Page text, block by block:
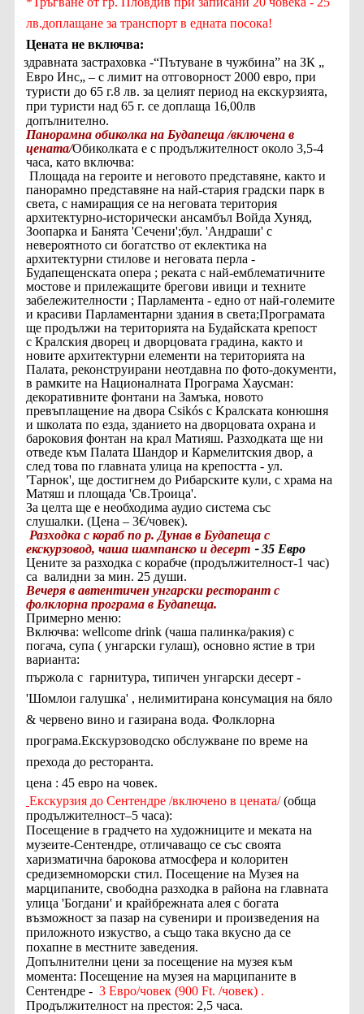
лв.доплащане за транспорт в едната посока!
Цената не включва:
здравната застраховка -“Пътуване в чужбина” на ЗК „
Евро Инс„ – с лимит на отговорност 2000 евро, при
туристи до 65 г.8 лв. за целият период на екскурзията,
при туристи над 65 г. се доплаща 16,00лв
допълнително.
Панорамна обиколка на Будапеща /включена в
цената/Обиколката е с продължителност около 3,5-4
часа, като включва:
Площада на героите и неговото представяне, както и
панорамно представяне на най-стария градски парк в
света, с намиращия се на неговата територия
архитектурно-исторически ансамбъл Войда Хуняд,
Зоопарка и Банята 'Сечени';бул. 'Андраши' с
невероятното си богатство от еклектика на
архитектурни стилове и неговата перла -
Будапещенската опера ; реката с най-емблематичните
мостове и прилежащите брегови ивици и техните
забележителности ; Парламентa - едно от най-големите
и красиви Парламентарни здания в света;Програмата
ще продължи на територията на Будайската крепост
с Кралския дворец и дворцовата градина, както и
новите архитектурни елементи на територията на
Палата, реконструирани неотдавна по фото-документи,
в рамките на Националната Програма Хаусман:
декоративните фонтани на Замъка, новото
превъплащение на двора Csikós с Kралската конюшня
и школата по езда, зданието на дворцовата охрана и
бароковия фонтан на крал Матияш. Разходката ще ни
отведе към Палата Шандор и Кармелитския двор, а
след това по главната улица на крепостта - ул.
'Тарнок', ще достигнем до Рибарските кули, с храма на
Матяш и площада 'Св.Троица'.
За целта ще е необходима аудио система със
слушалки. (Цена – 3€/човек).
Разходка с кораб по р. Дунав в Будапеща с
екскурзовод, чаша шампанско и десерт-35 Евро
Цените за разходка с корабче (продължителност-1 час)
са валидни за мин. 25 души.
Вечеря в автентичен унгарски ресторант с
фолклорна програма в Будапеща.
Примерно меню:
Включва: wellcome drink (чаша палинка/ракия) с
погача, супа ( унгарски гулаш), основно ястие в три
варианта:
пържола с гарнитура, типичен унгарски десерт -
'Шомлои галушка' , нелимитирана консумация на бяло
& червено вино и газирана вода. Фолклорна
програма.Екскурзоводско обслужване по време на
прехода до ресторанта.
цена : 45 евро на човек.
Екскурзия до Сентeндре /включено в цената/(обща
продължителност–5 часа):
Посещение в градчето на художниците и меката на
музеите-Сентендре, отличаващо се със своята
харизматична барокова атмосфера и колоритен
средиземноморски стил. Посещение на Музея на
марципаните, свободна разходка в района на главната
улица 'Богдани' и крайбрежната алея с богата
възможност за пазар на сувенири и произведения на
приложното изкуство, а също така вкусно да се
похапне в местните заведения.
Допълнителни цени за посещение на музея към
момента: Посещение на музея на марципаните в
Сентендре - 3 Евро/човек (900 Ft. /човек) .
Продължителност на престоя: 2,5 часа.